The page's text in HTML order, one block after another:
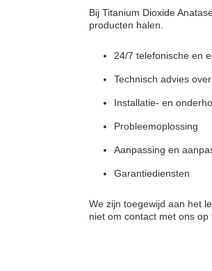
Bij Titanium Dioxide
producten halen.
24/7 telefonische en
Technisch advies
Installatie- en
Probleemoplossing
Aanpassing en
Garantiediensten
We zijn toegewijd aan het
niet om contact met ons op